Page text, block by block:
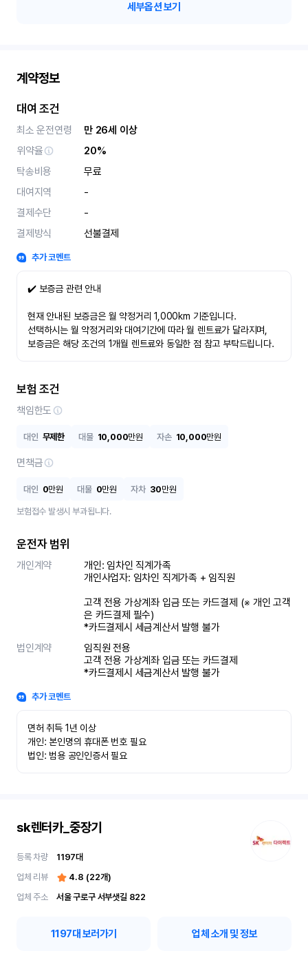
세부옵션 보기
계약정보
대여 조건
최소 운전연령
만 26세 이상
위약율
20%
탁송비용
무료
대여지역
-
결제수단
-
결제방식
선불결제
추가 코멘트
✔️ 보증금 관련 안내
현재 안내된 보증금은 월 약정거리 1,000km 기준입니다.
선택하시는 월 약정거리와 대여기간에 따라 월 렌트료가 달라지며,
보증금은 해당 조건의 1개월 렌트료와 동일한 점 참고 부탁드립니다.
보험 조건
책임한도
대인 무제한 대물 10,000만원 자손 10,000만원
면책금
대인 0만원 대물 0만원 자차 30만원
보험접수 발생시 부과됩니다.
운전자 범위
개인계약
개인: 임차인 직계가족
개인사업자: 임차인 직계가족 + 임직원
고객 전용 가상계좌 입금 또는 카드결제 (※ 개인 고객
은 카드결제 필수)
*카드결제시 세금계산서 발행 불가
법인계약
임직원 전용
고객 전용 가상계좌 입금 또는 카드결제
*카드결제시 세금계산서 발행 불가
추가 코멘트
면허 취득 1년 이상
개인: 본인명의 휴대폰 번호 필요
법인: 범용 공인인증서 필요
sk렌터카_중장기
등록 차량 1197대
업체 리뷰
4.8 (22개)
업체 주소
서울 구로구 서부샛길 822
1197대 보러가기 업체 소개 및 정보